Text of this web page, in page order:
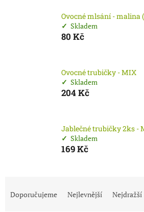
Ovocné mlsání - malina
Skladem
80 Kč
Ovocné trubičky - MIX
Skladem
204 Kč
Jablečné trubičky 2ks -
Skladem
169 Kč
Doporučujeme Nejlevnější Nejdražší